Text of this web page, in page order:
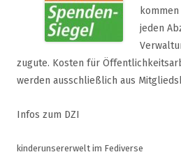
jeden
zugute. Kosten für
werden ausschließlich aus
Infos zum DZI
kinderunsererwelt im Fediverse